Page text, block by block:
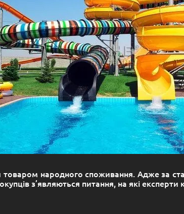
народного споживання. Адже за
з’являються питання, на які експерти